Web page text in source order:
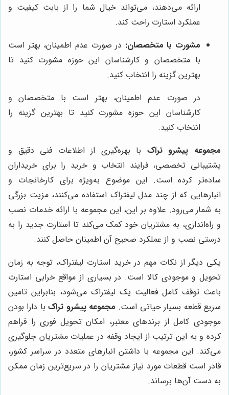
ارائه می‌دهند، می‌تواند خیال شما را از بابت کیفیت و
عملکرد استارت راحت کند.
مشورت با متخصصان: در صورت عدم اطمینان، بهتر است
با متخصصان و کارشناسان این حوزه مشورت کنید تا
بهترین گزینه را انتخاب کنید.
در صورت عدم اطمینان، بهتر است با متخصصان و
کارشناسان این حوزه مشورت کنید تا بهترین گزینه را
انتخاب کنید.
مجموعه پیشرو تراک با بهره‌گیری از اطلاعات فنی دقیق و
پشتیبانی تخصصی، فرایند انتخاب و خرید را برای خریداران
ساده‌تر کرده است. این موضوع به‌ویژه برای کارخانجات و
انبارهایی که از چند مدل لیفتراک استفاده می‌کنند، مزیت بزرگی
به شمار می‌رود. علاوه بر این، این مجموعه با ارائه خدمات نصب
و راه‌اندازی، به مشتریان خود کمک می‌کند تا استارت جدید را به
درستی نصب و از عملکرد صحیح آن اطمینان حاصل کنند.
یکی دیگر از نکات مهم در خرید استارت لیفتراک، توجه به زمان
تحویل و موجودی کالا است. در بسیاری از مواقع خرابی استارت
باعث توقف کامل فعالیت یک لیفتراک می‌شود، بنابراین تامین
سریع قطعه بسیار حیاتی است. مجموعه پیشرو تراکبا دارا بودن
موجودی کامل از برندهای معتبر، امکان تحویل فوری را فراهم
کرده و به این ترتیب از ایجاد وقفه در عملیات مشتریان جلوگیری
می‌کند. این مجموعه با داشتن انبارهای متعدد در سراسر کشور،
قادر است قطعات مورد نیاز مشتریان را در سریع‌ترین زمان ممکن
به دست آن‌ها برساند.